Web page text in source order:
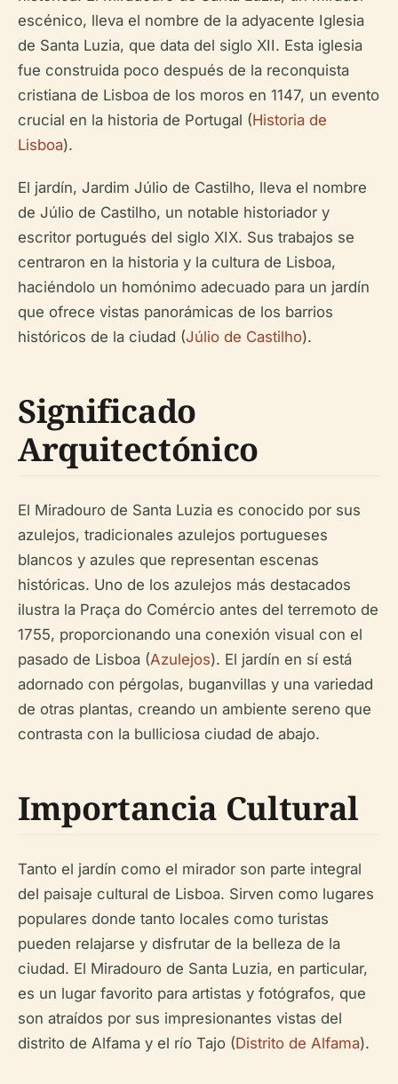
escénico, lleva el nombre de la adyacente Iglesia
de Santa Luzia, que data del siglo XII. Esta iglesia
fue construida poco después de la reconquista
cristiana de Lisboa de los moros en 1147, un evento
crucial en la historia de Portugal (Historia de
Lisboa).
El jardín, Jardim Júlio de Castilho, lleva el nombre
de Júlio de Castilho, un notable historiador y
escritor portugués del siglo XIX. Sus trabajos se
centraron en la historia y la cultura de Lisboa,
haciéndolo un homónimo adecuado para un jardín
que ofrece vistas panorámicas de los barrios
históricos de la ciudad (Júlio de Castilho).
Significado
Arquitectónico
El Miradouro de Santa Luzia es conocido por sus
azulejos, tradicionales azulejos portugueses
blancos y azules que representan escenas
históricas. Uno de los azulejos más destacados
ilustra la Praça do Comércio antes del terremoto de
1755, proporcionando una conexión visual con el
pasado de Lisboa (Azulejos). El jardín en sí está
adornado con pérgolas, buganvillas y una variedad
de otras plantas, creando un ambiente sereno que
contrasta con la bulliciosa ciudad de abajo.
Importancia Cultural
Tanto el jardín como el mirador son parte integral
del paisaje cultural de Lisboa. Sirven como lugares
populares donde tanto locales como turistas
pueden relajarse y disfrutar de la belleza de la
ciudad. El Miradouro de Santa Luzia, en particular,
es un lugar favorito para artistas y fotógrafos, que
son atraídos por sus impresionantes vistas del
distrito de Alfama y el río Tajo (Distrito de Alfama).